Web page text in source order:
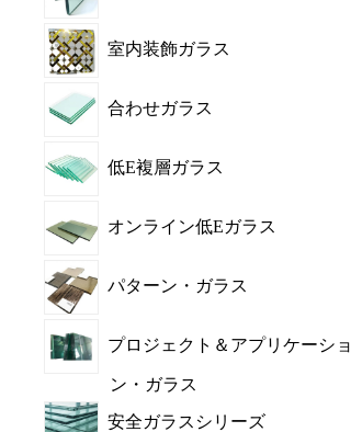
室内装飾ガラス
合わせガラス
低E複層ガラス
オンライン低Eガラス
パターン・ガラス
プロジェクト＆アプリケーショ
ン・ガラス
安全ガラスシリーズ